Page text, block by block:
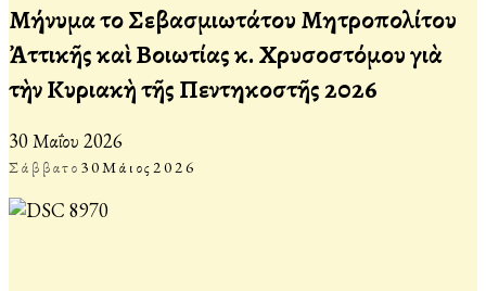
Μήνυμα τοῦ Σεβασμιωτάτου Μητροπολίτου
Ἀττικῆς καὶ Βοιωτίας κ. Χρυσοστόμου γιὰ
τὴν Κυριακὴ τῆς Πεντηκοστῆς 2026
30 Μαΐου 2026
Σάββατο 30Μάιος2026